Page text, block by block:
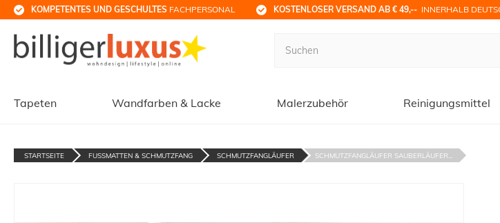
KOMPETENTES UND GESCHULTES FACHPERSONAL KOSTENLOSER VERSAND AB € 49,-- INNERHALB
Tapeten Wandfarben & Lacke Malerzubehör Reinigungsmittel
STARTSEITE FUSSMATTEN & SCHMUTZFANG SCHMUTZFANGLÄUFER SCHMUTZFANGLÄUFER SAUBERLÄUFER...